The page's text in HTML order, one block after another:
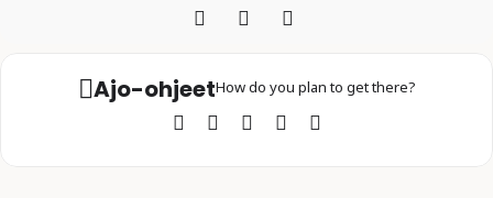
Ajo-ohjeetHow do you plan to get there?